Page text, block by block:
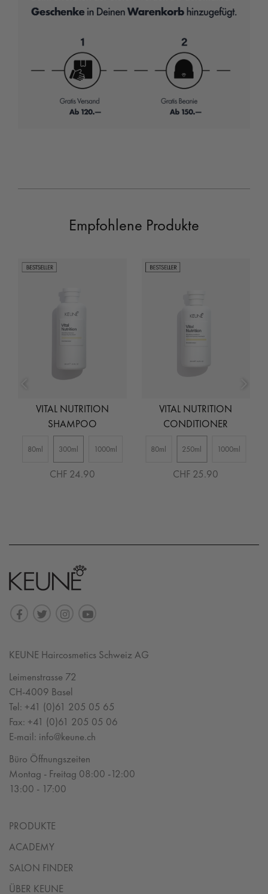
Empfohlene Produkte
VITAL NUTRITION
SHAMPOO
80ml 300ml 1000ml
CHF 24.90
VITAL NUTRITION
CONDITIONER
80ml 250ml 1000ml
CHF 25.90
KEUNE Haircosmetics Schweiz AG
Leimenstrasse 72
CH-4009 Basel
Tel: +41 (0)61 205 05 65
Fax: +41 (0)61 205 05 06
E-mail: info@keune.ch
Büro Öffnungszeiten
Montag - Freitag 08:00 -12:00
13:00 - 17:00
PRODUKTE
ACADEMY
SALON FINDER
ÜBER KEUNE